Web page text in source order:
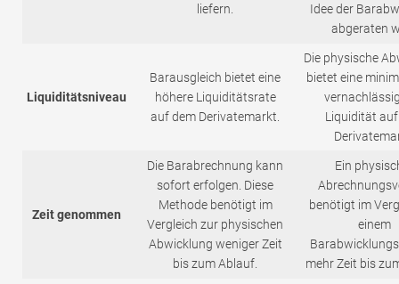
liefern.
Idee der
abgeraten
Liquiditätsniveau
Barausgleich bietet eine
höhere Liquiditätsrate
auf dem Derivatemarkt.
Die physische
bietet eine
Liquidität
Zeit genommen
Die Barabrechnung kann
sofort erfolgen. Diese
Methode benötigt im
Vergleich zur physischen
Abwicklung weniger Zeit
bis zum Ablauf.
Ein
benötigt im
einem
mehr Zeit bis